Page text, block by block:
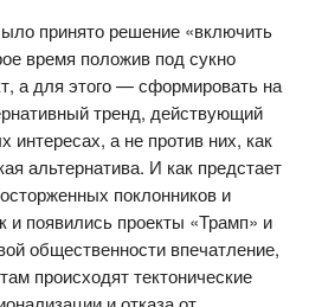
принято решение «включить
время положив под сукно
а для этого — сформировать на
тренд, действующий
интересах, а не против них, как
альтернатива. И как предстает
поклонников и
и появились проекты «Трамп» и
общественности впечатление,
происходят тектонические